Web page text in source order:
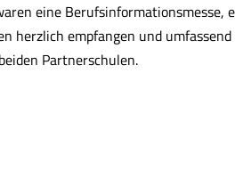
eine Berufsinformationsmesse,
herzlich empfangen und
Partnerschulen.